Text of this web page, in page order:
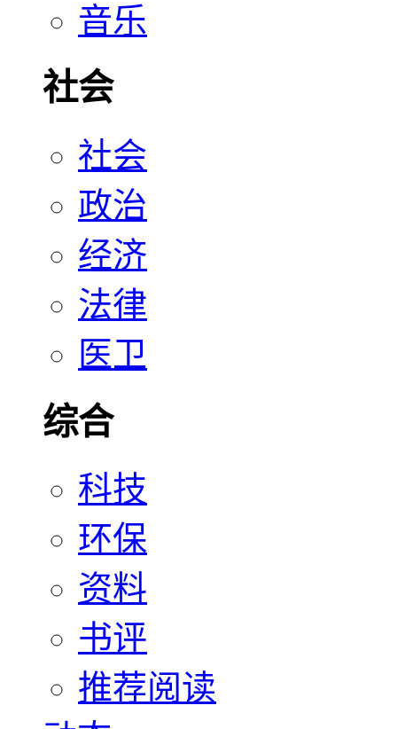
音乐
社会
社会
政治
经济
法律
医卫
综合
科技
环保
资料
书评
推荐阅读